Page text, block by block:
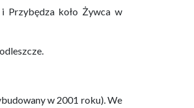
Przybędza koło Żywca w
w 2001 roku). We